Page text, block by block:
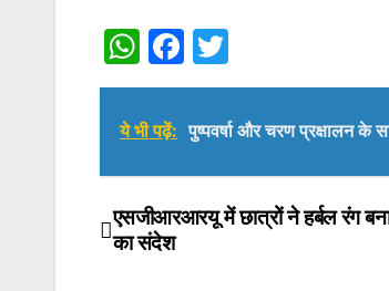
p
o
k
W
h
at
s
A
p
p
F
a
c
e
b
o
w
itt
ये भी पढ़ें: पुष्पवर्षा और चरण प्रक्षालन के
Post
एसजीआरआरयू में छात्रों ने हर्बल रंग
का संदेश